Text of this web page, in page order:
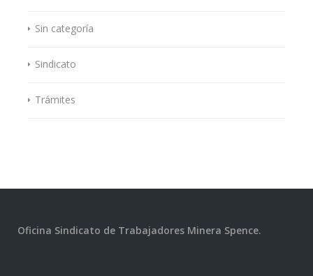
Sin categoría
Sindicato
Trámites
Oficina Sindicato de Trabajadores Minera Spence.